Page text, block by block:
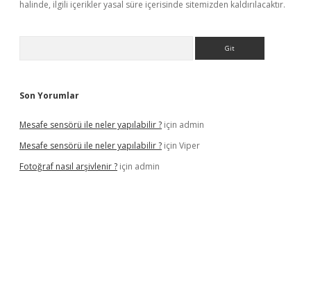
halinde, ilgili içerikler yasal süre içerisinde sitemizden kaldırılacaktır.
Son Yorumlar
Mesafe sensörü ile neler yapılabilir ? için admin
Mesafe sensörü ile neler yapılabilir ? için Viper
Fotoğraf nasıl arşivlenir ? için admin